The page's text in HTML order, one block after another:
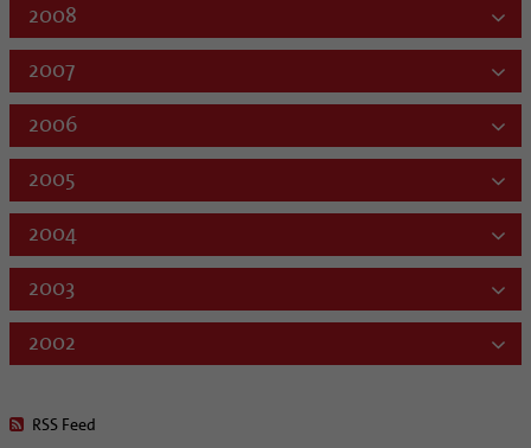
2008
2007
2006
2005
2004
2003
2002
RSS Feed